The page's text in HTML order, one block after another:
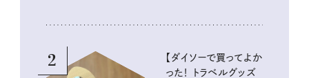
2
【ダイソーで買ってよか
った！ トラベルグッズ